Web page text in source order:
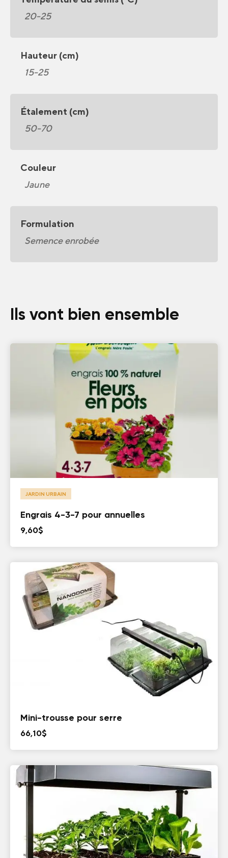
20-25
Hauteur (cm)
15-25
Étalement (cm)
50-70
Couleur
Jaune
Formulation
Semence enrobée
Ils vont bien ensemble
JARDIN URBAIN
Engrais 4-3-7 pour annuelles
9,60$
Mini-trousse pour serre
66,10$